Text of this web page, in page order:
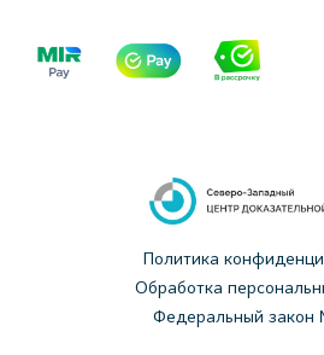
Политика
Обработка
Федеральный